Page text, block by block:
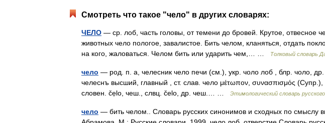
Смотреть что такое "чело" в других словарях:
ЧЕЛО — ср. лоб, часть головы, от темени до бровей. Крутое, отвесное
животных чело пологое, завалистое. Бить челом, кланяться, отдать
на кого, жаловаться. Челом бить или ударить чем,… …
Толковый словарь
чело — род. п. а, челесник чело печи (см.), укр. чоло лоб , блр. чоло, др.
челеснъ высший, главный , ст. слав. чело μέτωπον, συνασπισμός (Супр.),
словен. čẹlo, чеш., слвц. čеlо, др. чеш.… …
Этимологический словарь
чело — бить челом.. Словарь русских синонимов и сходных по смыслу